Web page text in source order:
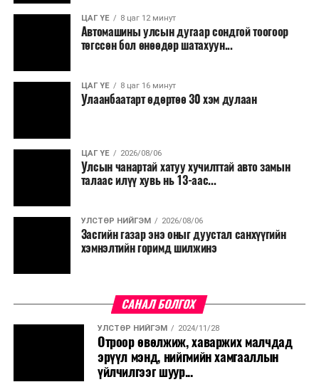
үргэлжилнэ гэж Ерөнхий сайд Н.Учрал онцоллоо.
Мөн бүх шатны төсвийн ерөнхийлөн захирагч нарт
салбар бүрдээ урсгал зардлыг 20 хувиар бууруулах,
нөхөн томилгоо хийхгүй байх, аялал, амралт, зугаалга,
хамт олны урлаг, спортын арга хэмжээг зохион
байгуулахгүй байх, төрийн албанд шинэ орон тоо бий
сургалтыг цахим хэлбэрт шилжүүлэх, төрийн албан
хаагчдыг зарим өдрүүдэд цахимаар ажиллуулах арга
хэмжээг үргэлжлүүлэхийг үүрэг болголоо.
Төсвийн сахилга бат сайжирч, эдийн засгийн нөхцөл
байдал хэвийн болсон тохиолдолд эдгээр
хязгаарлалтыг үе шаттайгаар сулруулах юм.
ЦАГ ҮЕ 8 цаг 12 минут
Автомашины улсын дугаар сондгой тоогоор
төгссөн бол өнөөдөр шатахуун...
ЦАГ ҮЕ 8 цаг 16 минут
Улаанбаатарт өдөртөө 30 хэм дулаан
ЦАГ ҮЕ 2026/08/06
Улсын чанартай хатуу хучилттай авто замын
талаас илүү хувь нь 13-аас...
УЛСТӨР НИЙГЭМ 2026/08/06
Засгийн газар энэ оныг дуустал санхүүгийн
хэмнэлтийн горимд шилжинэ
САНАЛ БОЛГОХ
УЛСТӨР НИЙГЭМ 2024/11/28
Отроор өвөлжиж, хаваржих малчдад
эрүүл мэнд, нийгмийн хамгааллын
үйлчилгээг шуур...